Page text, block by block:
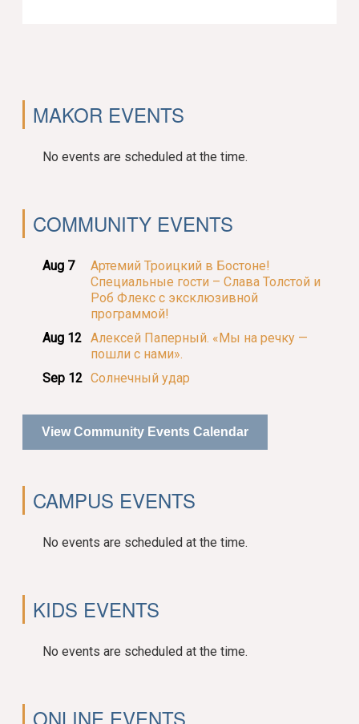
MAKOR EVENTS
No events are scheduled at the time.
COMMUNITY EVENTS
Aug 7
Артемий Троицкий в Бостоне!
Специальные гости – Слава Толстой и
Роб Флекс с эксклюзивной
программой!
Aug 12 Алексей Паперный. «Мы на речку —
пошли с нами».
Sep 12 Солнечный удар
View Community Events Calendar
CAMPUS EVENTS
No events are scheduled at the time.
KIDS EVENTS
No events are scheduled at the time.
ONLINE EVENTS